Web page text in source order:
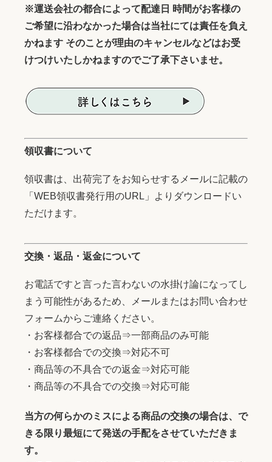
※運送会社の都合によって配達日 時間がお客様の
ご希望に沿わなかった場合は当社にては責任を負え
かねます そのことが理由のキャンセルなどはお受
けつけいたしかねますのでご了承下さいませ。
領収書について
領収書は、出荷完了をお知らせするメールに記載の
「WEB領収書発行用のURL」よりダウンロードい
ただけます。
交換・返品・返金について
お電話ですと言った言わないの水掛け論になってし
まう可能性があるため、メールまたはお問い合わせ
フォームからご連絡ください。
・お客様都合での返品⇒一部商品のみ可能
・お客様都合での交換⇒対応不可
・商品等の不具合での返金⇒対応可能
・商品等の不具合での交換⇒対応可能
当方の何らかのミスによる商品の交換の場合は、で
きる限り最短にて発送の手配をさせていただきま
す。